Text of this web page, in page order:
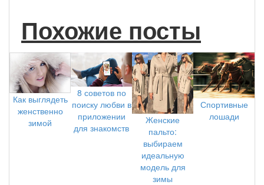
Похожие посты
Как выглядеть
женственно
зимой
8 советов по
поиску любви в
приложении
для знакомств
Женские
пальто:
выбираем
идеальную
модель для
зимы
Спортивные
лошади